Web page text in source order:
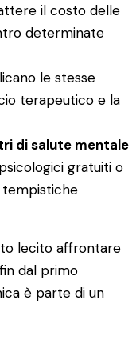
il costo delle
determinate
le stesse
terapeutico e la
di salute mentale
gratuiti o
tempistiche
lecito affrontare
dal primo
è parte di un